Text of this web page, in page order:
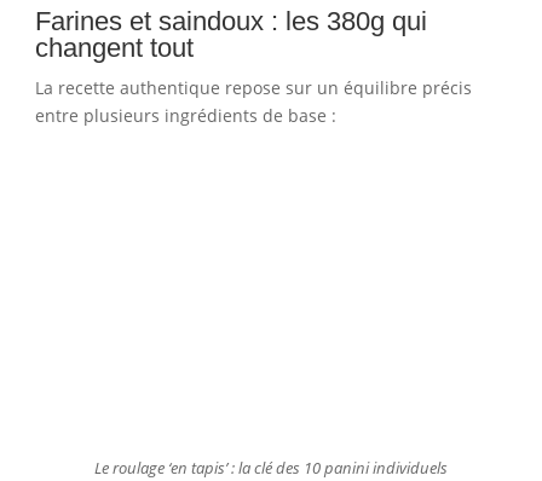
Farines et saindoux : les 380g qui
changent tout
La recette authentique repose sur un équilibre précis
entre plusieurs ingrédients de base :
Le roulage ‘en tapis’ : la clé des 10 panini individuels